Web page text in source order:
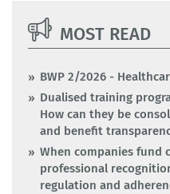
MOST READ
BWP 2/2026 -
Dualised training
How can they be
and benefit
When companies
professional
regulation and